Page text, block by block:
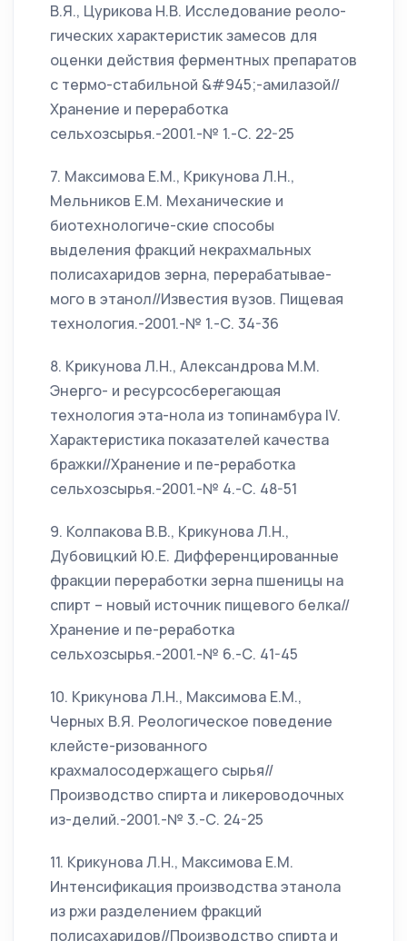
В.Я., Цурикова Н.В. Исследование реоло-
гических характеристик замесов для
оценки действия ферментных препаратов
с термо-стабильной &#945;-амилазой//
Хранение и переработка
сельхозсырья.-2001.-№ 1.-С. 22-25
7. Максимова Е.М., Крикунова Л.Н.,
Мельников Е.М. Механические и
биотехнологиче-ские способы
выделения фракций некрахмальных
полисахаридов зерна, перерабатывае-
мого в этанол//Известия вузов. Пищевая
технология.-2001.-№ 1.-С. 34-36
8. Крикунова Л.Н., Александрова М.М.
Энерго- и ресурсосберегающая
технология эта-нола из топинамбура IV.
Характеристика показателей качества
бражки//Хранение и пе-реработка
сельхозсырья.-2001.-№ 4.-С. 48-51
9. Колпакова В.В., Крикунова Л.Н.,
Дубовицкий Ю.Е. Дифференцированные
фракции переработки зерна пшеницы на
спирт – новый источник пищевого белка//
Хранение и пе-реработка
сельхозсырья.-2001.-№ 6.-С. 41-45
10. Крикунова Л.Н., Максимова Е.М.,
Черных В.Я. Реологическое поведение
клейсте-ризованного
крахмалосодержащего сырья//
Производство спирта и ликероводочных
из-делий.-2001.-№ 3.-С. 24-25
11. Крикунова Л.Н., Максимова Е.М.
Интенсификация производства этанола
из ржи разделением фракций
полисахаридов//Производство спирта и